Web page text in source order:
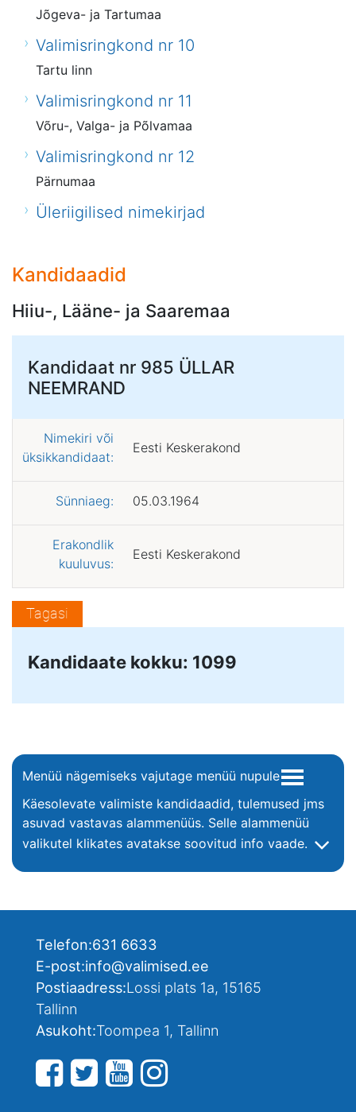
Jõgeva- ja Tartumaa
Valimisringkond nr 10
Tartu linn
Valimisringkond nr 11
Võru-, Valga- ja Põlvamaa
Valimisringkond nr 12
Pärnumaa
Üleriigilised nimekirjad
Kandidaadid
Hiiu-, Lääne- ja Saaremaa
Kandidaat nr 985 ÜLLAR
NEEMRAND
Nimekiri või
üksikkandidaat:
Eesti Keskerakond
Sünniaeg: 05.03.1964
Erakondlik
kuuluvus:
Eesti Keskerakond
Tagasi
Kandidaate kokku: 1099
Menüü nägemiseks vajutage menüü nupule
Käesolevate valimiste kandidaadid, tulemused jms
asuvad vastavas alammenüüs. Selle alammenüü
valikutel klikates avatakse soovitud info vaade.
Telefon:631 6633
E-post:info@valimised.ee
Postiaadress:Lossi plats 1a, 15165
Tallinn
Asukoht:Toompea 1, Tallinn